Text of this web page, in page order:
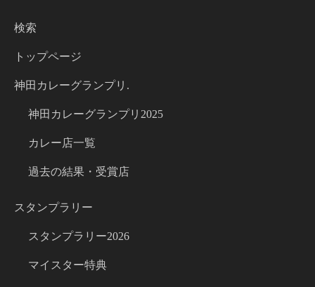
検索
トップページ
神田カレーグランプリ.
神田カレーグランプリ2025
カレー店一覧
過去の結果・受賞店
スタンプラリー
スタンプラリー2026
マイスター特典